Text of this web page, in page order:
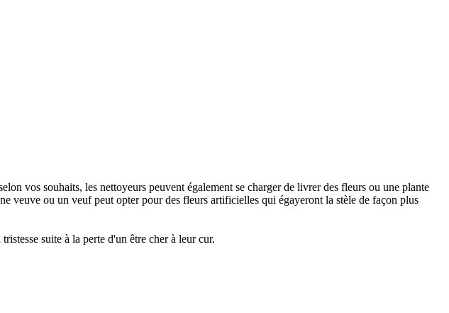
vos souhaits, les nettoyeurs peuvent également se charger de livrer des fleurs ou une plante
veuve ou un veuf peut opter pour des fleurs artificielles qui égayeront la stèle de façon plus
suite à la perte d'un être cher à leur cur.